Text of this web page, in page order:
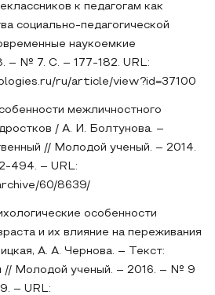
к педагогам как
социально-педагогической
наукоемкие
– № 7. С. – 177-182. URL:
ru/article/view?id=37100
межличностного
/ А. И. Болтунова. –
// Молодой ученый. – 2014.
494. – URL:
60/8639/
особенности
и их влияние на переживания
А. А. Чернова. – Текст:
// Молодой ученый. – 2016. – № 9
– URL: